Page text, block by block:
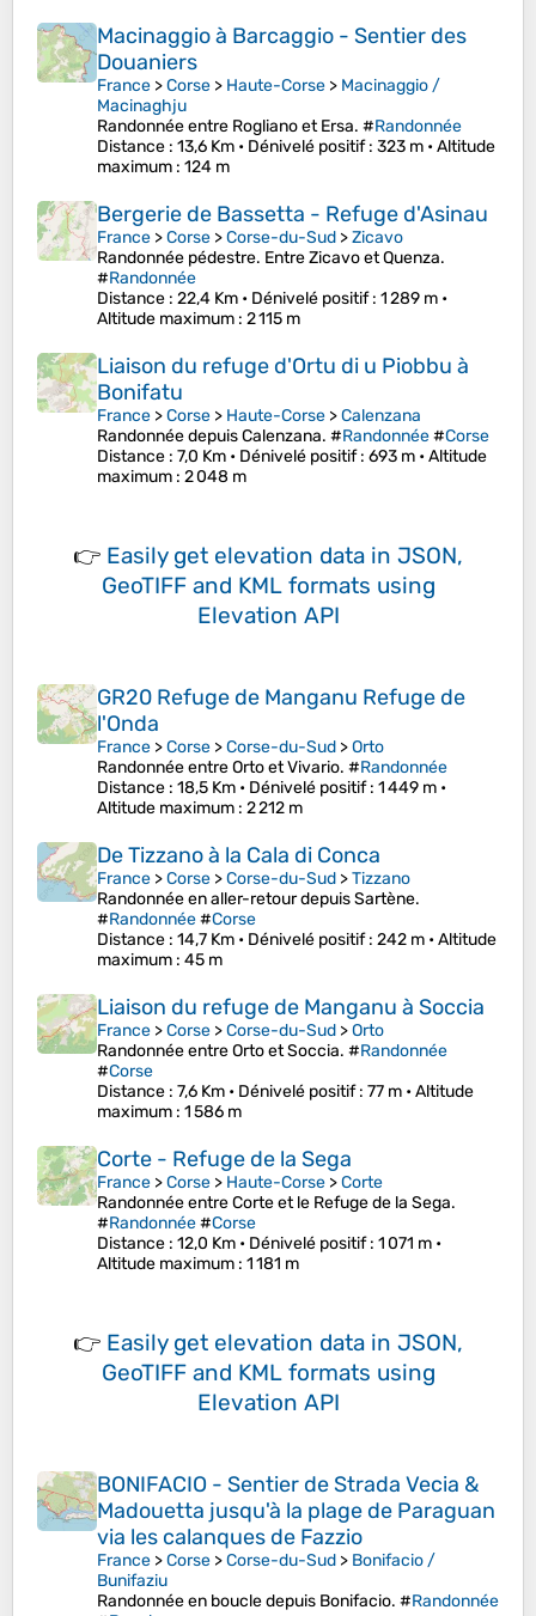
Macinaggio à Barcaggio - Sentier des
Douaniers
France >Corse > Haute-Corse > Macinaggio /
Macinaghju
Randonnée entre Rogliano et Ersa. #Randonnée
Distance : 13,6 Km • Dénivelé positif: 323 m •Altitude
maximum : 124 m
Bergerie de Bassetta - Refuge d'Asinau
France >Corse >Corse-du-Sud >Zicavo
Randonnée pédestre. Entre Zicavo et Quenza.
#Randonnée
Distance : 22,4 Km • Dénivelé positif: 1 289 m •
Altitude maximum : 2 115 m
Liaison du refuge d'Ortu di u Piobbu à
Bonifatu
France >Corse > Haute-Corse >Calenzana
Randonnée depuis Calenzana. #Randonnée#Corse
Distance : 7,0 Km • Dénivelé positif: 693 m •Altitude
maximum : 2 048 m
👉 Easily get elevation data in JSON,
GeoTIFF and KML formats using
Elevation API
GR20 Refuge de Manganu Refuge de
l'Onda
France >Corse >Corse-du-Sud >Orto
Randonnée entre Orto et Vivario. #Randonnée
Distance : 18,5 Km • Dénivelé positif: 1 449 m •
Altitude maximum : 2 212 m
De Tizzano à la Cala di Conca
France >Corse >Corse-du-Sud >Tizzano
Randonnée en aller-retour depuis Sartène.
#Randonnée#Corse
Distance : 14,7 Km • Dénivelé positif: 242 m •Altitude
maximum : 45 m
Liaison du refuge de Manganu à Soccia
France >Corse >Corse-du-Sud >Orto
Randonnée entre Orto et Soccia. #Randonnée
#Corse
Distance : 7,6 Km • Dénivelé positif: 77 m •Altitude
maximum : 1 586 m
Corte - Refuge de la Sega
France >Corse > Haute-Corse >Corte
Randonnée entre Corte et le Refuge de la Sega.
#Randonnée#Corse
Distance : 12,0 Km • Dénivelé positif: 1 071 m •
Altitude maximum : 1 181 m
👉 Easily get elevation data in JSON,
GeoTIFF and KML formats using
Elevation API
BONIFACIO - Sentier de Strada Vecia &
Madouetta jusqu'à la plage de Paraguan
via les calanques de Fazzio
France >Corse >Corse-du-Sud > Bonifacio /
Bunifaziu
Randonnée en boucle depuis Bonifacio. #Randonnée